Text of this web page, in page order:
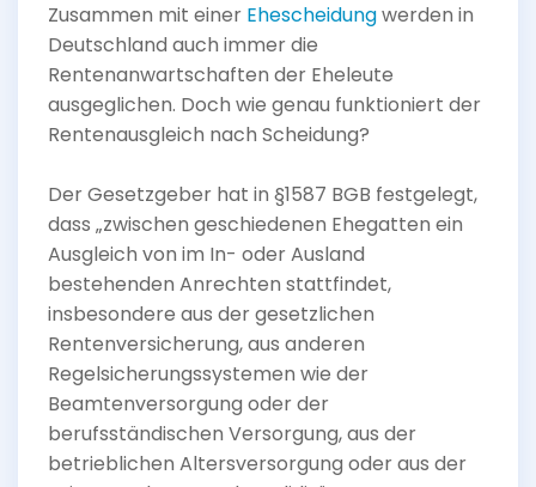
Zusammen mit einer Ehescheidungwerden in
Deutschland auch immer die
Rentenanwartschaften der Eheleute
ausgeglichen. Doch wie genau funktioniert der
Rentenausgleich nach Scheidung?
Der Gesetzgeber hat in §1587 BGB festgelegt,
dass „zwischen geschiedenen Ehegatten ein
Ausgleich von im In- oder Ausland
bestehenden Anrechten stattfindet,
insbesondere aus der gesetzlichen
Rentenversicherung, aus anderen
Regelsicherungssystemen wie der
Beamtenversorgung oder der
berufsständischen Versorgung, aus der
betrieblichen Altersversorgung oder aus der